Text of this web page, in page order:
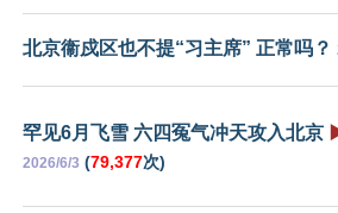
北京衞戍区也不提“习主席” 正常吗？
罕见6月飞雪 六四冤气冲天攻入北京
2026/6/3 (79,377次)